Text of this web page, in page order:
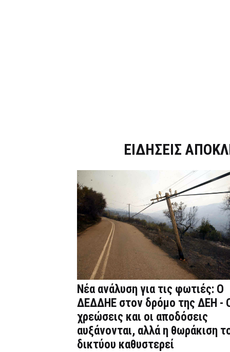
ΕΙΔΗΣΕΙΣ
Νέα ανάλυση για τις φωτιές: Ο
ΔΕΔΔΗΕ στον δρόμο της ΔΕΗ -
χρεώσεις και οι αποδόσεις
αυξάνονται, αλλά η θωράκιση
δικτύου καθυστερεί